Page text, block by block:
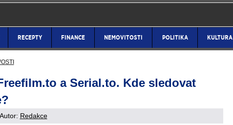
RECEPTY FINANCE NEMOVITOSTI POLITIKA KULTURA
a Serial.to. Kde sledovat
Redakce